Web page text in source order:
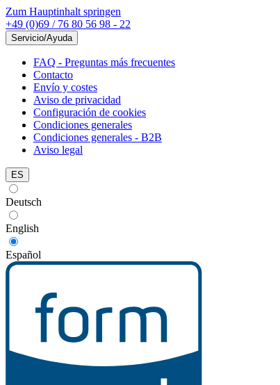
Zum Hauptinhalt springen
+49 (0)69 / 76 80 56 98 - 22
Servicio/Ayuda
FAQ - Preguntas más frecuentes
Contacto
Envío y costes
Aviso de privacidad
Configuración de cookies
Condiciones generales
Condiciones generales - B2B
Aviso legal
ES
Deutsch
English
Español